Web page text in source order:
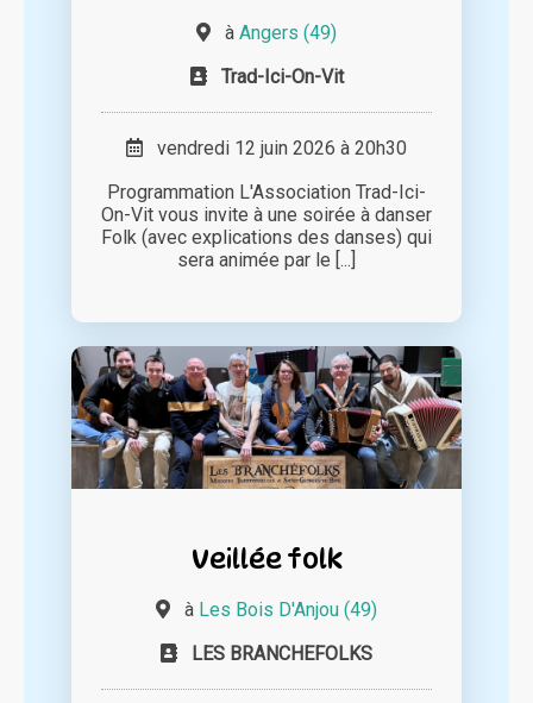
à Angers (49)
Trad-Ici-On-Vit
vendredi 12 juin 2026 à 20h30
Programmation L'Association Trad-Ici-
On-Vit vous invite à une soirée à danser
Folk (avec explications des danses) qui
sera animée par le [...]
Veillée folk
à Les Bois D'Anjou (49)
LES BRANCHEFOLKS